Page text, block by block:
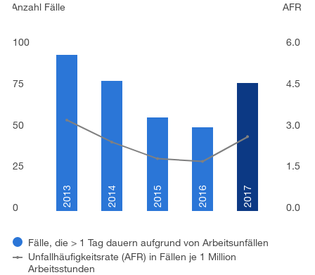
Anzahl Fälle AFR
Fälle, die > 1 Tag dauern aufgrund von Arbeitsunfällen
Unfallhäufigkeitsrate (AFR) in Fällen je 1 Million
Arbeitsstunden
2013 2014 2015 2016 2017
0
25
50
75
100
0.0
6.0
1.5
3.0
4.5